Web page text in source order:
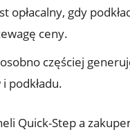
opłacalny, gdy
ceny.
częściej
podkładu.
Quick-Step a